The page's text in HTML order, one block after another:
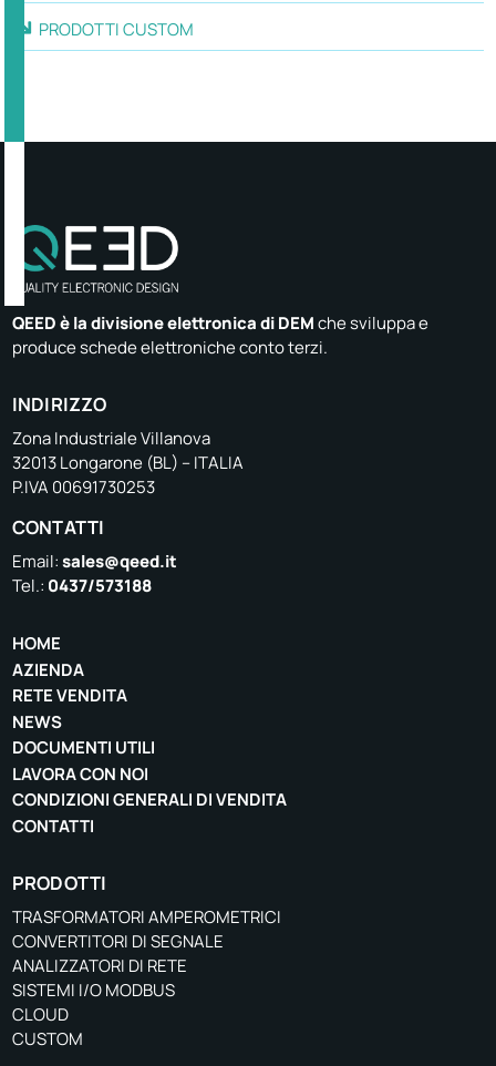
PRODOTTI CUSTOM
QEED è la divisione elettronica di DEMche sviluppa e
produce schede elettroniche conto terzi.
INDIRIZZO
Zona Industriale Villanova
32013 Longarone (BL) – ITALIA
P.IVA 00691730253
CONTATTI
Email:sales@qeed.it
Tel.: 0437/573188
HOME
AZIENDA
RETE VENDITA
NEWS
DOCUMENTI UTILI
LAVORA CON NOI
CONDIZIONI GENERALI DI VENDITA
CONTATTI
PRODOTTI
TRASFORMATORI AMPEROMETRICI
CONVERTITORI DI SEGNALE
ANALIZZATORI DI RETE
SISTEMI I/O MODBUS
CLOUD
CUSTOM